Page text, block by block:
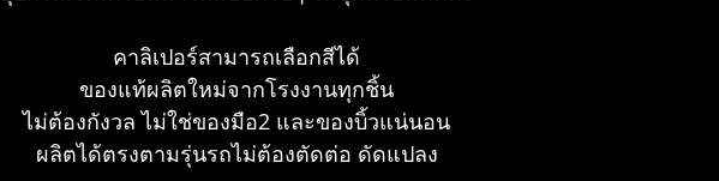
คาลิเปอร์สามารถเลือกสีได้
ของแท้ผลิตใหม่จากโรงงานทุกชิ้น
ไม่ต้องกังวล ไม่ใช่ของมือ2 และของบิ้วแน่นอน
ผลิตได้ตรงตามรุ่นรถไม่ต้องตัดต่อ ดัดแปลง